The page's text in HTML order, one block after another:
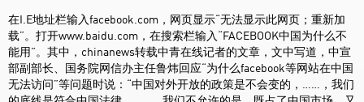
在I.E地址栏输入facebook.com，网页显示“无法显示此网页；重新加
载”。打开www.baidu.com，在搜索栏输入“FACEBOOK中国为什么不
能用”。其中，chinanews转载中青在线记者的文章，文中写道，中宣
部副部长、国务院网信办主任鲁炜回应“为什么facebook等网站在中国
无法访问”等问题时说：“中国对外开放的政策是不会变的，……，我们